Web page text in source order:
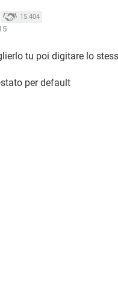
15.404
tu poi digitare lo
per default